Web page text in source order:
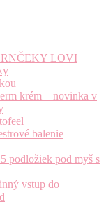
LOVI
krém – novinka v
balenie
podložiek pod myš s
vstup do